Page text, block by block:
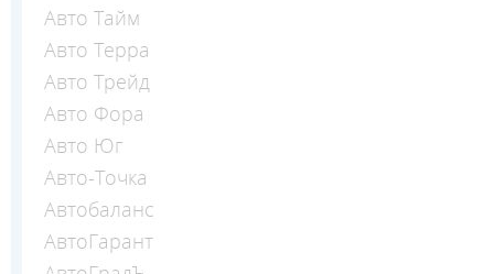
Авто Тайм
Авто Терра
Авто Трейд
Авто Фора
Авто Юг
Авто-Точка
Автобаланс
АвтоГарант